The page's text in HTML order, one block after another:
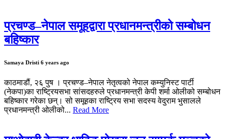
प्रचण्ड–नेपाल समूहद्वारा प्रधानमन्त्रीको सम्बोधन
बहिष्कार
Samaya Dristi 6 years ago
काठमाडौं, २६ पुष । प्रचण्ड–नेपाल नेतृत्वको नेपाल कम्युनिस्ट पार्टी
(नेकपा)का राष्ट्रियसभा सांसदहरुले प्रधानमन्त्री केपी शर्मा ओलीको सम्बोधन
बहिष्कार गरेका छन्। सो समूहका राष्ट्रिय सभा सदस्य वेदुराम भुसालले
प्रधानमन्त्री ओलीको... Read More